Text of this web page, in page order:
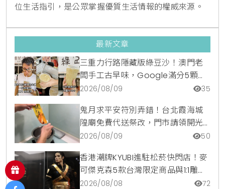
位生活指引，是公眾掌握優質生活情報的權威來源。
最新文章
三重力行路隱藏版綠豆沙！澳門老
闆手工古早味，Google滿分5顆星
銅板美食
2026/08/09 35
鬼月求平安符別弄錯！台北霞海城
隍廟免費代送祭改，門市請領開光
符令與平安符貼紙優惠一次看
2026/08/09 50
香港潮牌KYUBI進駐松菸快閃店！麥
可傑克森5款台灣限定商品與1:1雕像
震撼登場
2026/08/08 72